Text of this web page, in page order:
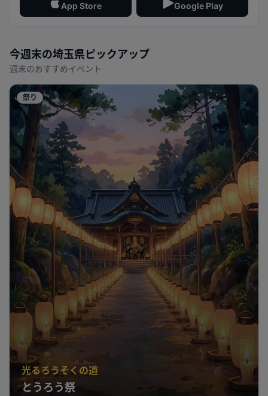
App Store Google Play
今週末の埼玉県 ピックアップ
週末のおすすめイベント
祭り
光るろうそくの道
とうろう祭